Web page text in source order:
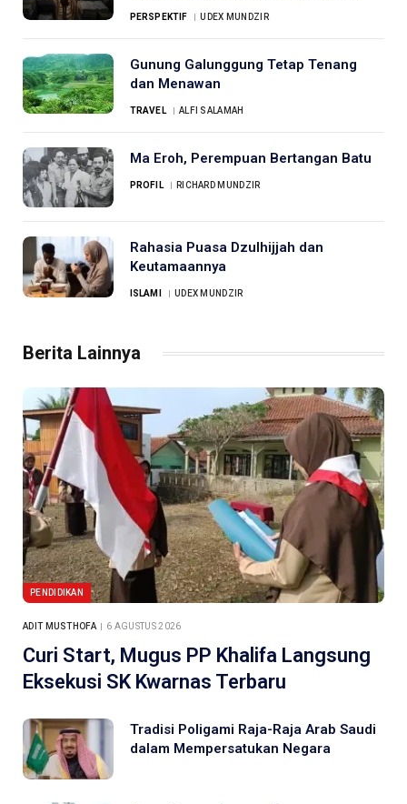
PERSPEKTIF UDEX MUNDZIR
Gunung Galunggung Tetap Tenang
dan Menawan
TRAVEL ALFI SALAMAH
Ma Eroh, Perempuan Bertangan Batu
PROFIL RICHARD MUNDZIR
Rahasia Puasa Dzulhijjah dan
Keutamaannya
ISLAMI UDEX MUNDZIR
Berita Lainnya
PENDIDIKAN
ADIT MUSTHOFA 6 AGUSTUS 2026
Curi Start, Mugus PP Khalifa Langsung
Eksekusi SK Kwarnas Terbaru
Tradisi Poligami Raja-Raja Arab Saudi
dalam Mempersatukan Negara